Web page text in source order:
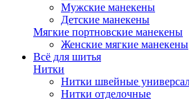
Мужские манекены
Детские манекены
Мягкие портновские манекены
Женские мягкие манекены
Всё для шитья
Нитки
Нитки швейные
Нитки отделочные